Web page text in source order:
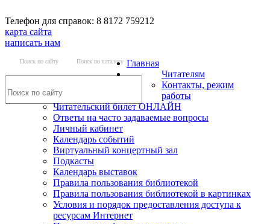
Телефон для справок: 8 8172 759212
карта сайта
написать нам
Поиск по сайту Поиск по каталогу Главная
Читателям
Контакты, режим
работы
Читательский билет ОНЛАЙН
Ответы на часто задаваемые вопросы
Личный кабинет
Календарь событий
Виртуальный концертный зал
Подкасты
Календарь выставок
Правила пользования библиотекой
Правила пользования библиотекой в картинках
Условия и порядок предоставления доступа к
ресурсам Интернет